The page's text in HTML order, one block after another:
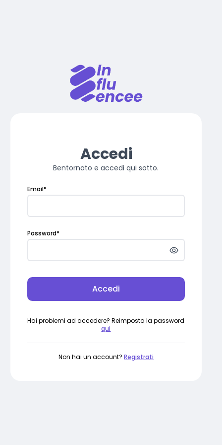
Accedi
Bentornato e accedi qui sotto.
Email*
Password*
Accedi
Hai problemi ad accedere? Reimposta la password
qui
Non hai un account? Registrati